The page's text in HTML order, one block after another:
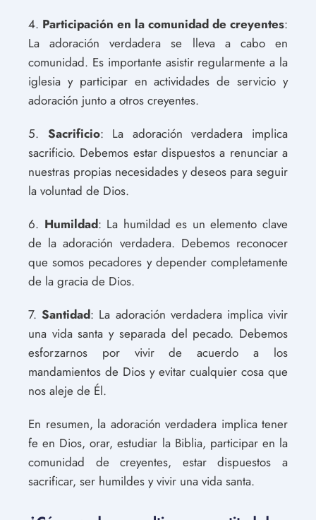
4. Participación en la comunidad de creyentes:
La adoración verdadera se lleva a cabo en
comunidad. Es importante asistir regularmente a la
iglesia y participar en actividades de servicio y
adoración junto a otros creyentes.
5. Sacrificio: La adoración verdadera implica
sacrificio. Debemos estar dispuestos a renunciar a
nuestras propias necesidades y deseos para seguir
la voluntad de Dios.
6. Humildad: La humildad es un elemento clave
de la adoración verdadera. Debemos reconocer
que somos pecadores y depender completamente
de la gracia de Dios.
7.Santidad: La adoración verdadera implica vivir
una vida santa y separada del pecado. Debemos
esforzarnos por vivir de acuerdo a los
mandamientos de Dios y evitar cualquier cosa que
nos aleje de Él.
En resumen, la adoración verdadera implica tener
fe en Dios, orar, estudiar la Biblia, participar en la
comunidad de creyentes, estar dispuestos a
sacrificar, ser humildes y vivir una vida santa.